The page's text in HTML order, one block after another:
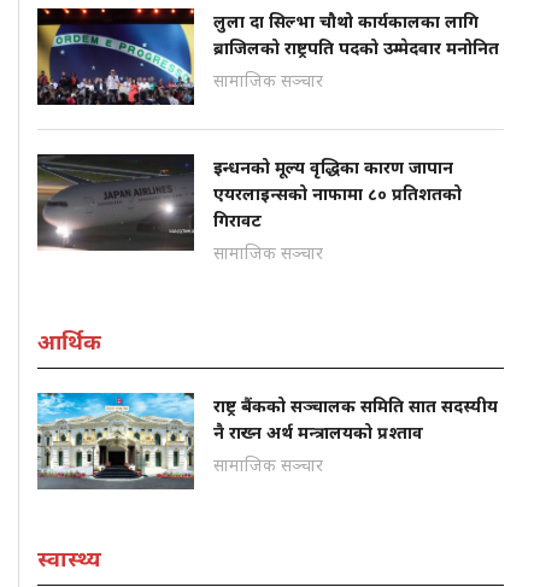
लुला दा सिल्भा चौथो कार्यकालका लागि
ब्राजिलको राष्ट्रपति पदको उम्मेदवार मनोनित
सामाजिक सञ्चार
इन्धनको मूल्य वृद्धिका कारण जापान
एयरलाइन्सको नाफामा ८० प्रतिशतको
गिरावट
सामाजिक सञ्चार
आर्थिक
राष्ट्र बैंकको सञ्चालक समिति सात सदस्यीय
नै राख्न अर्थ मन्त्रालयको प्रश्ताव
सामाजिक सञ्चार
स्वास्थ्य